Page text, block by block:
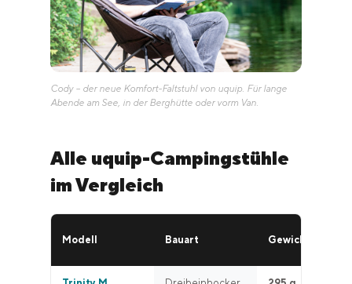
Cody – der neue Komfort-Faltstuhl von uquip. Für lange
Abende am See, in der Berghütte oder vorm Van.
Alle uquip-Campingstühle
im Vergleich
Modell Bauart Gewicht